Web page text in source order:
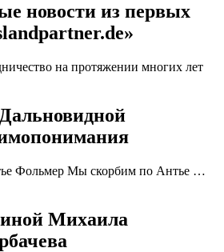
новости из первых
на протяжении многих лет
Фольмер Мы скорбим по Антье …
Михаила